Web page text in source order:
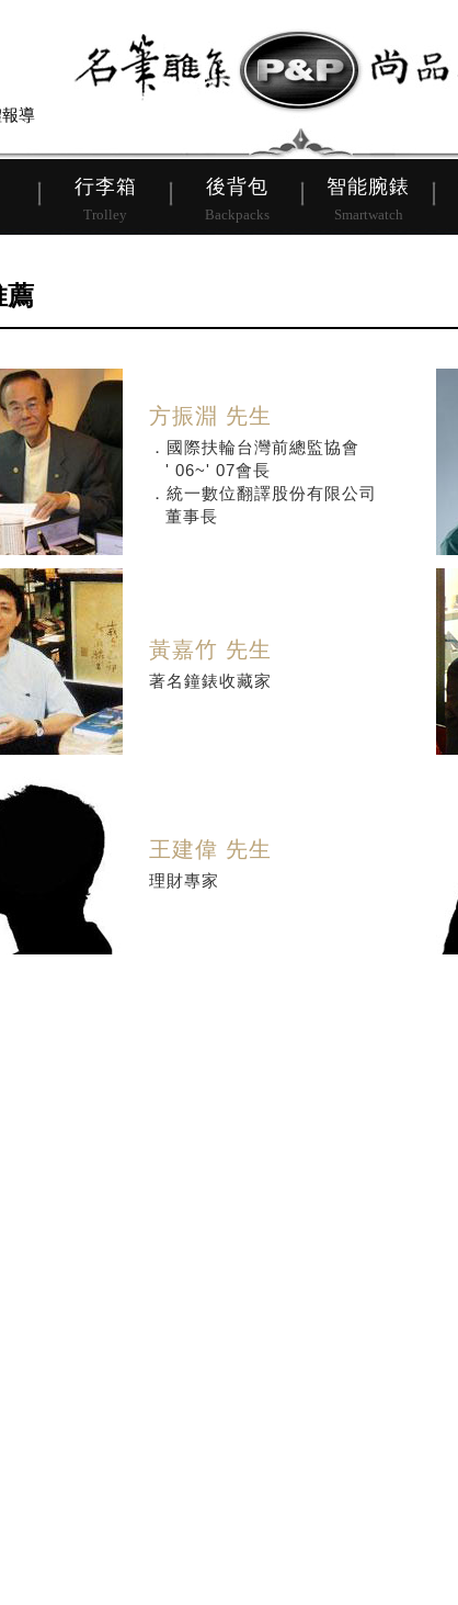
導
行李箱
Trolley
後背包
Backpacks
智能腕錶
Smartwatch
皮帶 行李箱
薦
方振淵 先生
．國際扶輪台灣前總監協會
' 06~' 07會長
．統一數位翻譯股份有限公司
董事長
黃嘉竹 先生
著名鐘錶收藏家
王建偉 先生
理財專家